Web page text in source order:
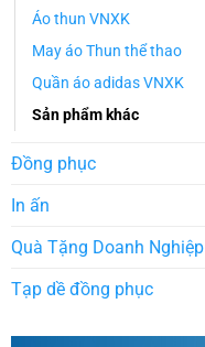
Áo thun VNXK
May áo Thun thể thao
Quần áo adidas VNXK
Sản phẩm khác
Đồng phục
In ấn
Quà Tặng Doanh Nghiệp
Tạp dề đồng phục